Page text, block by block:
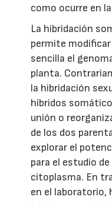
como ocurre en
La hibridación
permite
sencilla el
planta.
la hibridación
híbridos
unión o
de los dos
explorar el
para el estudio
citoplasma. En
en el laboratorio,